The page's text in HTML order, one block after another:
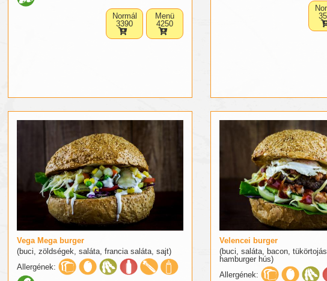
Normál
3390
Menü
4250
Vega Mega burger
(buci, zöldségek, saláta, francia saláta, sajt)
Allergének:
Velencei burger
(buci, saláta, bacon,
hamburger hús)
Allergének: